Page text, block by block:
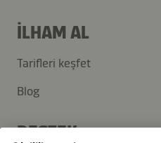
İLHAM AL
Tarifleri keşfet
Blog
DESTEK